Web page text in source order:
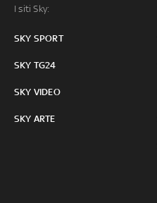
I siti Sky:
SKY SPORT
SKY TG24
SKY VIDEO
SKY ARTE